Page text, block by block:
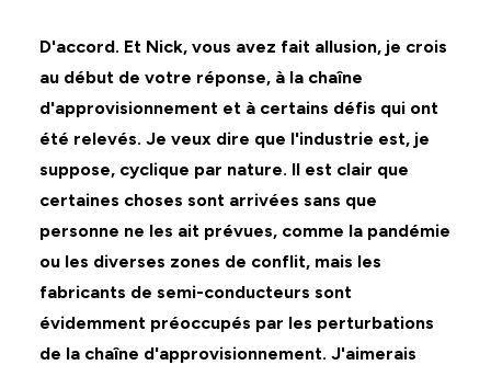
D'accord. Et Nick, vous avez fait allusion, je crois
au début de votre réponse, à la chaîne
d'approvisionnement et à certains défis qui ont
été relevés. Je veux dire que l'industrie est, je
suppose, cyclique par nature. Il est clair que
certaines choses sont arrivées sans que
personne ne les ait prévues, comme la pandémie
ou les diverses zones de conflit, mais les
fabricants de semi-conducteurs sont
évidemment préoccupés par les perturbations
de la chaîne d'approvisionnement. J'aimerais